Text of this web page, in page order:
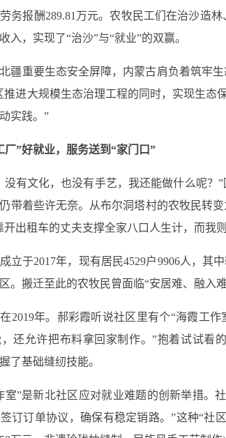
务报酬289.81万元。农牧民工们在治沙造
入，实现了“治沙”与“就业”的双赢。
疆重要生态安全屏障，内蒙古肩负着筑牢
推进大规模生态治理工程的同时，实现生态
实践。”
厂”好就业，服务送到“家门口”
没有文化，也没有手艺，我还能做什么呢
带着些许无奈。从布尔洞塔村的农牧民转
开出租车的丈夫支撑全家八口人生计，而我
立于2017年，现有居民4529户9906人，其
。搬迁至此的农牧民曾面临“安居难、融入
2019年。郝彩霞听说社区里有个“海霞工
还允许把布料拿回家制作。”抱着试试看
了基础缝纫技能。
室”是新北社区应对就业难题的创新举措。
订订单协议，确保有稳定销路。”这种“社